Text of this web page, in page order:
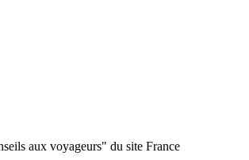
aux voyageurs" du site France